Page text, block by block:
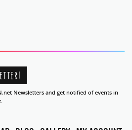
Newsletters and get notified of events in